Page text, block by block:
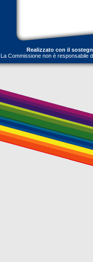
Realizzato con il
La Commissione non è responsabile